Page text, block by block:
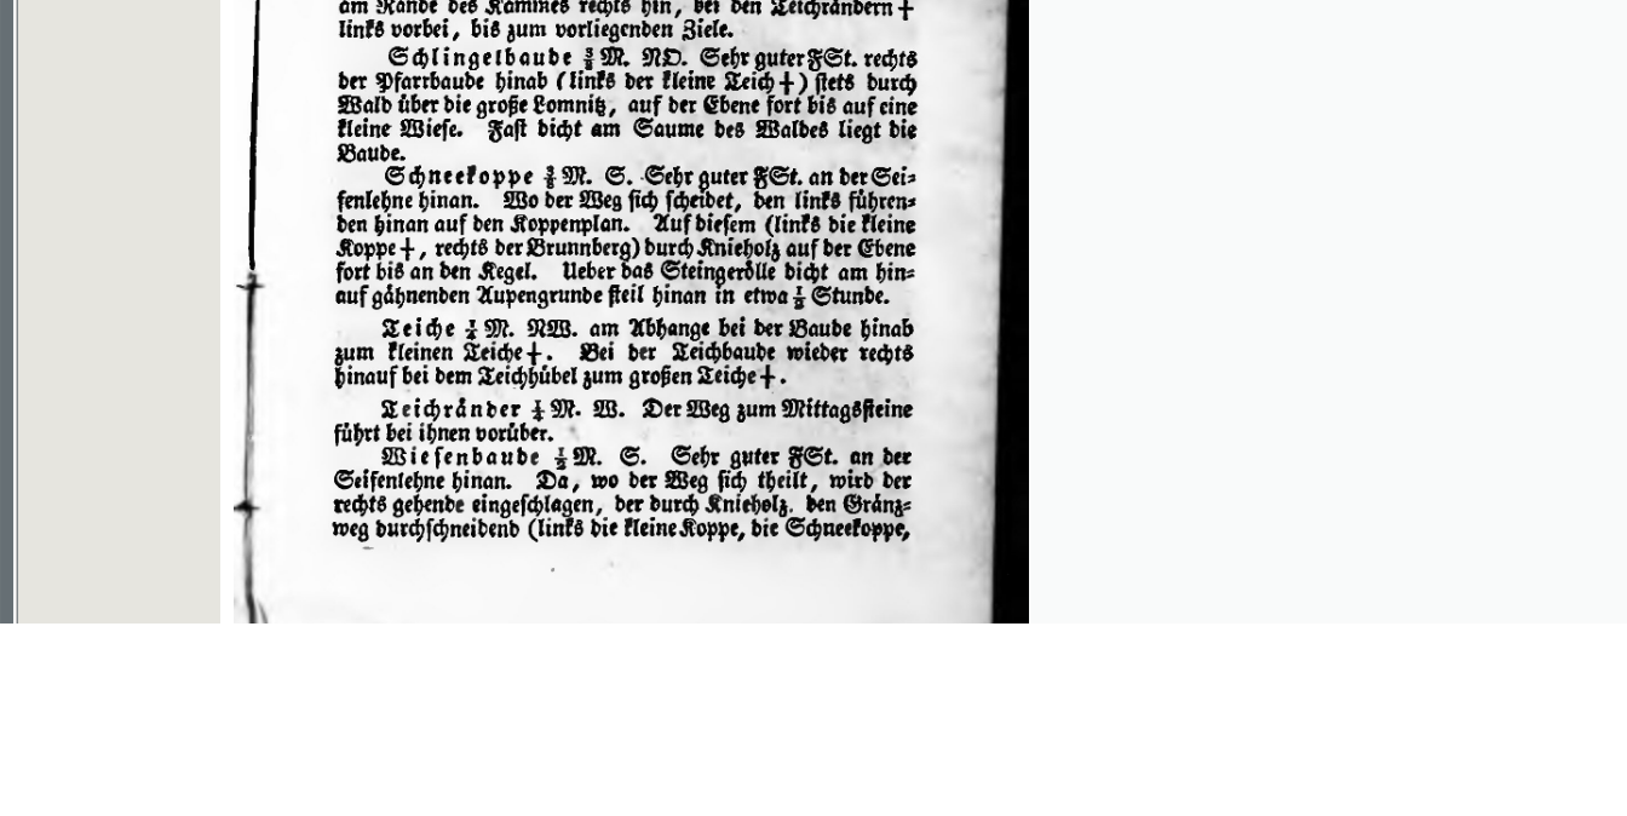
©2003-2010 Soubor ke stažení ve formátu djvu